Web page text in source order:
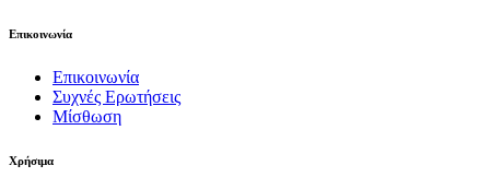
Επικοινωνία
Επικοινωνία
Συχνές Ερωτήσεις
Μίσθωση
Χρήσιμα